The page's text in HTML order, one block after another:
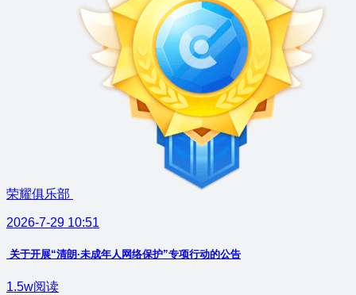
荣耀俱乐部
2026-7-29 10:51
关于开展“清朗·未成年人网络保护”专项行动的公告
1.5w阅读